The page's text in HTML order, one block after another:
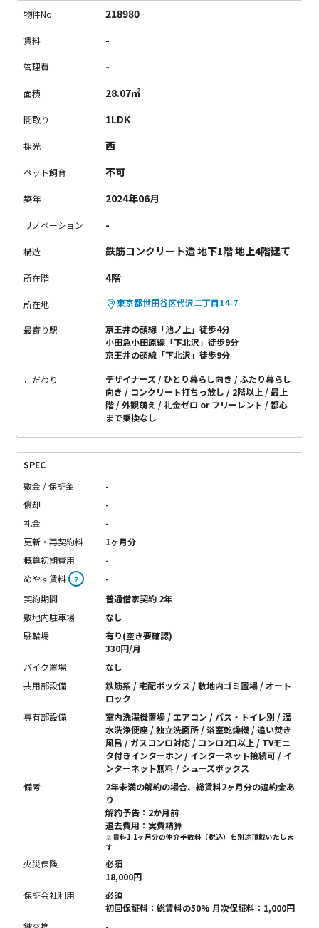
1LDKタイプ。
扉は深みのあるブラウン、
空間に仕上がっています。
活できるお部屋です。
だな〜という印象でした。下北沢近辺でお探しの方、1駅隣の池
ノ上エリアはいかがでしょうか。
物件No. 218980
賃料 -
管理費 -
面積 28.07㎡
間取り 1LDK
採光 西
ペット飼育 不可
築年 2024年06月
リノベーション -
構造 鉄筋コンクリート造 地下1階 地上4階建て
所在階 4階
所在地 東京都世田谷区代沢二丁目14-7
最寄り駅
京王井の頭線「池ノ上」徒歩4分
小田急小田原線「下北沢」徒歩9分
京王井の頭線「下北沢」徒歩9分
こだわり デザイナーズ ひとり暮らし向き
ふたり暮らし
向き
コンクリート打ちっ放し 2階以上
最上
階
外観萌え 礼金ゼロ or フリーレント
都心
まで乗換なし
SPEC
敷金 / 保証金
-
償却
-
礼金
-
更新・再契約料
1ヶ月分
概算初期費用
-
めやす賃料 ？
-
契約期間
普通借家契約 2年
敷地内駐車場
なし
駐輪場
有り(空き要確認)
330円/月
バイク置場
なし
共用部設備
鉄筋系 / 宅配ボックス / 敷地内ゴミ置場 / オート
ロック
専有部設備
室内洗濯機置場 / エアコン / バス・トイレ別 / 温
水洗浄便座 / 独立洗面所 / 浴室乾燥機 / 追い焚き
風呂 / ガスコンロ対応 / コンロ2口以上 / TVモニ
タ付きインターホン / インターネット接続可 / イ
ンターネット無料 / シューズボックス
備考
2年未満の解約の場合、総賃料2ヶ月分の違約金あ
り
解約予告：2か月前
退去費用：実費精算
※賃料1.1ヶ月分の仲介手数料（税込）を別途頂戴いたしま
す
火災保険
必須
18,000円
保証会社利用
必須
初回保証料：総賃料の50% 月次保証料：1,000円